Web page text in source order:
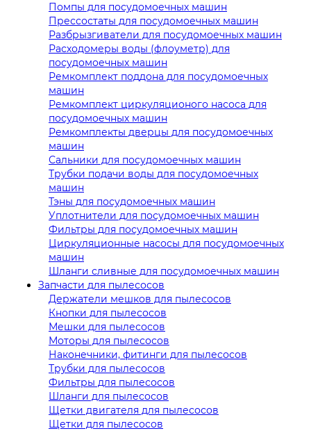
Помпы для посудомоечных машин
Прессостаты для посудомоечных машин
Разбрызгиватели для посудомоечных машин
Расходомеры воды (флоуметр) для
посудомоечных машин
Ремкомплект поддона для посудомоечных
машин
Ремкомплект циркуляционого насоса для
посудомоечных машин
Ремкомплекты дверцы для посудомоечных
машин
Сальники для посудомоечных машин
Трубки подачи воды для посудомоечных
машин
Тэны для посудомоечных машин
Уплотнители для посудомоечных машин
Фильтры для посудомоечных машин
Циркуляционные насосы для посудомоечных
машин
Шланги сливные для посудомоечных машин
Запчасти для пылесосов
Держатели мешков для пылесосов
Кнопки для пылесосов
Мешки для пылесосов
Моторы для пылесосов
Наконечники, фитинги для пылесосов
Трубки для пылесосов
Фильтры для пылесосов
Шланги для пылесосов
Щетки двигателя для пылесосов
Щетки для пылесосов